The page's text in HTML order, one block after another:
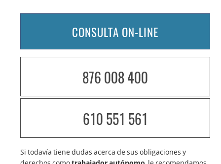
CONSULTA ON-LINE
876 008 400
610 551 561
Si todavía tiene dudas acerca de sus obligaciones y